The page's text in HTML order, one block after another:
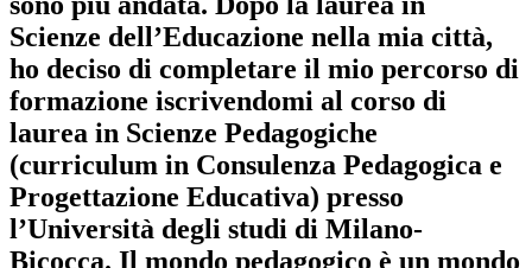
Scienze dell’Educazione nella mia città,
ho deciso di completare il mio percorso di
formazione iscrivendomi al corso di
laurea in Scienze Pedagogiche
(curriculum in Consulenza Pedagogica e
Progettazione Educativa) presso
l’Università degli studi di Milano-
Bicocca. Il mondo pedagogico è un mondo